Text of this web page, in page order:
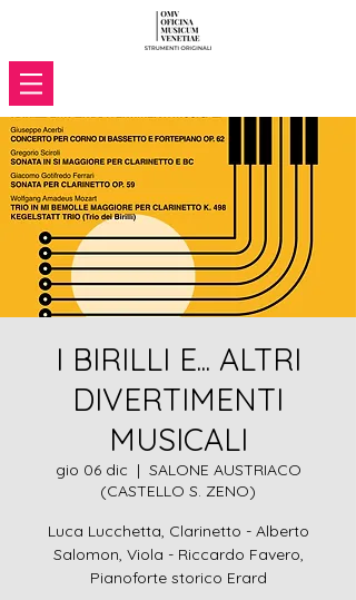
I BIRILLI E... ALTRI
DIVERTIMENTI
MUSICALI
gio 06 dic
  |
SALONE AUSTRIACO
(CASTELLO S. ZENO)
Luca Lucchetta, Clarinetto - Alberto
Salomon, Viola - Riccardo Favero,
Pianoforte storico Erard